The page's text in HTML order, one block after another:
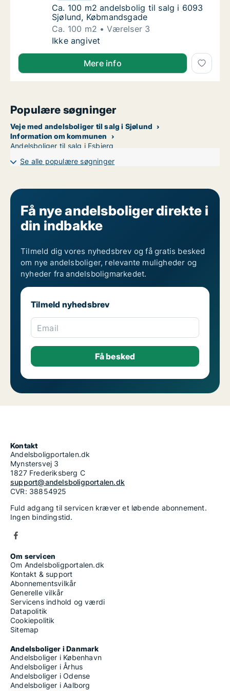
Ca. 100 m2 andelsbolig til salg i 6093
Ca. 100 m2 andelsbolig til salg i 6093
Sjølund, Købmandsgade
Ca. 100 m2
Værelser 3
Ca. 100 m2 andelsbolig til salg i 6093
Ikke angivet
Mere info
Populære søgninger
Veje med andelsboliger til salg i Sjølund
Information om kommunen
Andelsboliger til salg i Esbjerg
Se alle populære søgninger
Få nye andelsboliger direkte i
din indbakke
Tilmeld dig vores nyhedsbrev og få gratis besked
om nye andelsboliger, relevante muligheder og
nyheder fra andelsboligmarkedet.
Tilmeld nyhedsbrev
Email
Kontakt
Andelsboligportalen.dk
Mynstersvej 3
1827 Frederiksberg C
support@andelsboligportalen.dk
CVR: 38854925
Fuld adgang til servicen kræver et løbende abonnement.
Ingen bindingstid.
Om servicen
Om Andelsboligportalen.dk
Kontakt & support
Abonnementsvilkår
Generelle vilkår
Servicens indhold og værdi
Datapolitik
Cookiepolitik
Sitemap
Andelsboliger i Danmark
Andelsboliger i København
Andelsboliger i Århus
Andelsboliger i Odense
Andelsboliger i Aalborg